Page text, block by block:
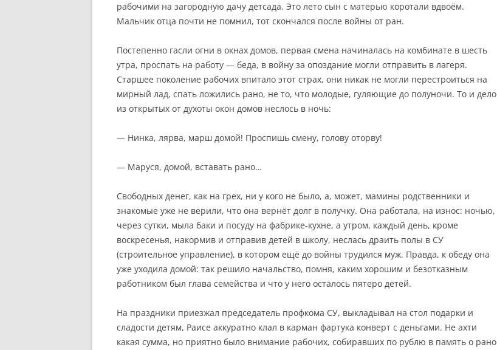
рабочими на загородную дачу детсада. Это лето сын с матерью коротали вдвоём.
Мальчик отца почти не помнил, тот скончался после войны от ран.
Постепенно гасли огни в окнах домов, первая смена начиналась на комбинате в шесть
утра, проспать на работу — беда, в войну за опоздание могли отправить в лагеря.
Старшее поколение рабочих впитало этот страх, они никак не могли перестроиться на
мирный лад, спать ложились рано, не то, что молодые, гуляющие до полуночи. То и дело
из открытых от духоты окон домов неслось в ночь:
— Нинка, лярва, марш домой! Проспишь смену, голову оторву!
— Маруся, домой, вставать рано…
Свободных денег, как на грех, ни у кого не было, а, может, мамины родственники и
знакомые уже не верили, что она вернёт долг в получку. Она работала, на износ: ночью,
через сутки, мыла баки и посуду на фабрике-кухне, а утром, каждый день, кроме
воскресенья, накормив и отправив детей в школу, неслась драить полы в СУ
(строительное управление), в котором ещё до войны трудился муж. Правда, к обеду она
уже уходила домой: так решило начальство, помня, каким хорошим и безотказным
работником был глава семейства и что у него осталось пятеро детей.
На праздники приезжал председатель профкома СУ, выкладывал на стол подарки и
сладости детям, Раисе аккуратно клал в карман фартука конверт с деньгами. Не ахти
какая сумма, но приятно было внимание рабочих, собиравших по рублю в память о рано